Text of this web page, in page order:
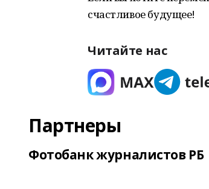
счастливое будущее!
Читайте нас
Партнеры
Фотобанк журналистов РБ